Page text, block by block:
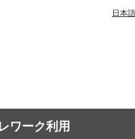
日本語
ワーク利用